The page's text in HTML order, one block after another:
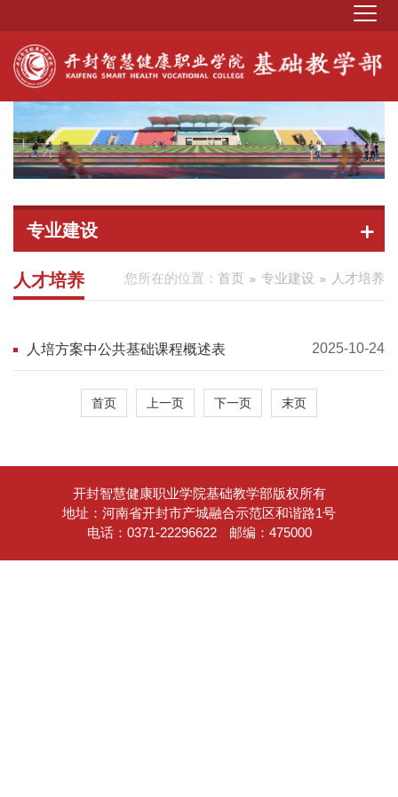
专业建设
您所在的位置： 首页 专业建设 人才培养
人才培养
人培方案中公共基础课程概述表 2025-10-24
首页 上一页 下一页 末页
开封智慧健康职业学院基础教学部版权所有
地址：河南省开封市产城融合示范区和谐路1号
电话：0371-22296622
邮编：475000